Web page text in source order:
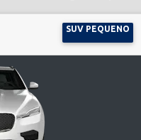
SUV PEQUENO